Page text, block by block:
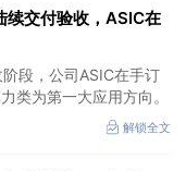
续交付验收，ASIC在
段，公司ASIC在手订
类为第一大应用方向。
解锁全文